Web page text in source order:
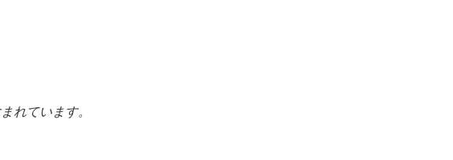
れています。